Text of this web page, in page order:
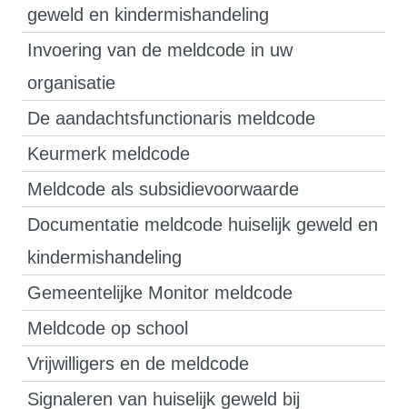
geweld en kindermishandeling
Invoering van de meldcode in uw
organisatie
De aandachtsfunctionaris meldcode
Keurmerk meldcode
Meldcode als subsidievoorwaarde
Documentatie meldcode huiselijk geweld en
kindermishandeling
Gemeentelijke Monitor meldcode
Meldcode op school
Vrijwilligers en de meldcode
Signaleren van huiselijk geweld bij